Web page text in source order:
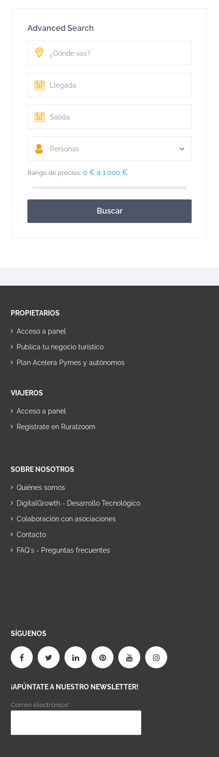
Advanced Search
Personas
Rango de precios: 0 € a 1.000 €
Buscar
PROPIETARIOS
Acceso a panel
Publica tu negocio turístico
Plan Acelera Pymes y autónomos
VIAJEROS
Acceso a panel
Regístrate en Ruralzoom
SOBRE NOSOTROS
Quiénes somos
DigitalGrowth - Desarrollo Tecnológico
Colaboración con asociaciones
Contacto
FAQ´s - Preguntas frecuentes
SÍGUENOS
¡APÚNTATE A NUESTRO NEWSLETTER!
Correo electrónico*